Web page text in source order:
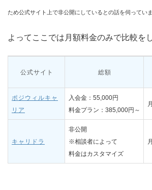
ため公式サイト上で非公開にしているとの話を伺っていま
よってここでは月額料金のみで比較を
公式サイト 総額
ポジウィルキャ
リア
入会金：55,000円
料金プラン：385,000円～
キャリドラ
非公開
※相談者によって
料金はカスタマイズ